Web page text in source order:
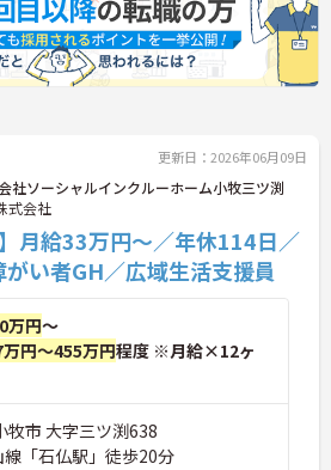
更新日：2026年06月09日
社ソーシャルインクルーホーム小牧三ツ渕
式会社
月給33万円～／年休114日／
い者GH／広域生活支援員
万円～
円～455万円程度 ※月給×12ヶ
牧市 大字三ツ渕638
「石仏駅」徒歩20分